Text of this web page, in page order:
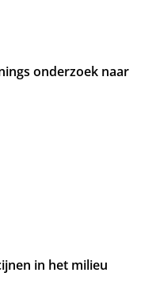
onderzoek naar
in het milieu